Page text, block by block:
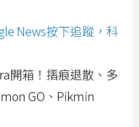
News按下追蹤，科
開箱！摺痕退散、多
GO、Pikmin